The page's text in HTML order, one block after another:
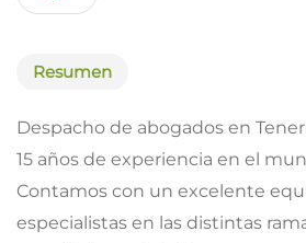
Resumen
Despacho de abogados en
15 años de experiencia en el
Contamos con un excelente
especialistas en las distintas